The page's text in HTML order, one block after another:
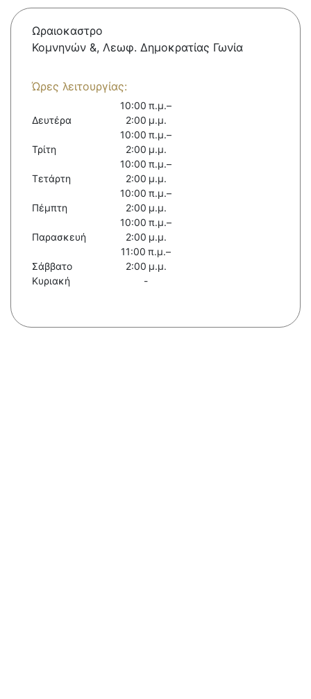
Ωραιοκαστρο
Κομνηνών &, Λεωφ. Δημοκρατίας Γωνία
Ώρες λειτουργίας:
Δευτέρα
10:00 π.μ.–
2:00 μ.μ.
Τρίτη
10:00 π.μ.–
2:00 μ.μ.
Τετάρτη
10:00 π.μ.–
2:00 μ.μ.
Πέμπτη
10:00 π.μ.–
2:00 μ.μ.
Παρασκευή
10:00 π.μ.–
2:00 μ.μ.
Σάββατο
11:00 π.μ.–
2:00 μ.μ.
Κυριακή
-